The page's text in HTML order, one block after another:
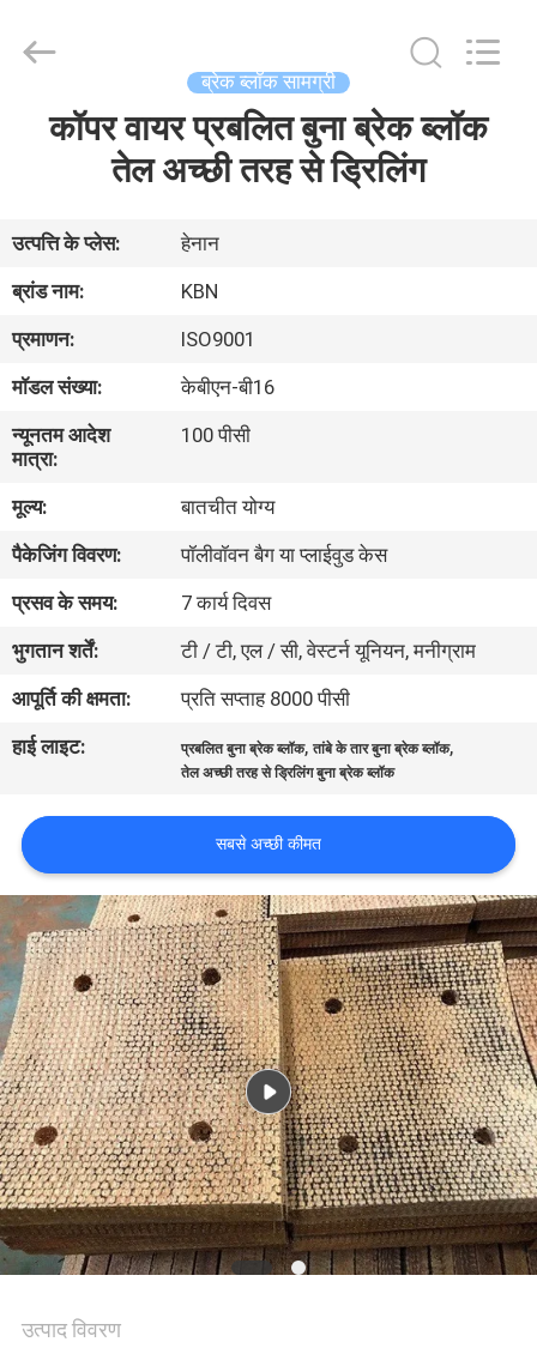
हमारे
बारे
कारखाना
गुणवत्ता
नियंत्रण
संपर्क
करें
उद्धरण
की
विनती
करे
साइटमैप
PRIVACY
POLICY
ब्रेक ब्लॉक सामग्री
कॉपर वायर प्रबलित बुना ब्रेक ब्लॉक
तेल अच्छी तरह से ड्रिलिंग
उत्पत्ति के प्लेस:
हेनान
ब्रांड नाम:
KBN
प्रमाणन:
ISO9001
मॉडल संख्या:
केबीएन-बी16
न्यूनतम आदेश
मात्रा:
100 पीसी
मूल्य:
बातचीत योग्य
पैकेजिंग विवरण:
पॉलीवॉवन बैग या प्लाईवुड केस
प्रसव के समय:
7 कार्य दिवस
भुगतान शर्तें:
टी / टी, एल / सी, वेस्टर्न यूनियन, मनीग्राम
आपूर्ति की क्षमता:
प्रति सप्ताह 8000 पीसी
हाई लाइट:
प्रबलित बुना ब्रेक ब्लॉक,तांबे के तार बुना ब्रेक ब्लॉक,
तेल अच्छी तरह से ड्रिलिंग बुना ब्रेक ब्लॉक
सबसे अच्छी कीमत
उत्पाद विवरण